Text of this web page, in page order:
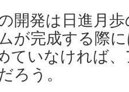
開発は日進月
が完成する際
ていなければ
ろう。